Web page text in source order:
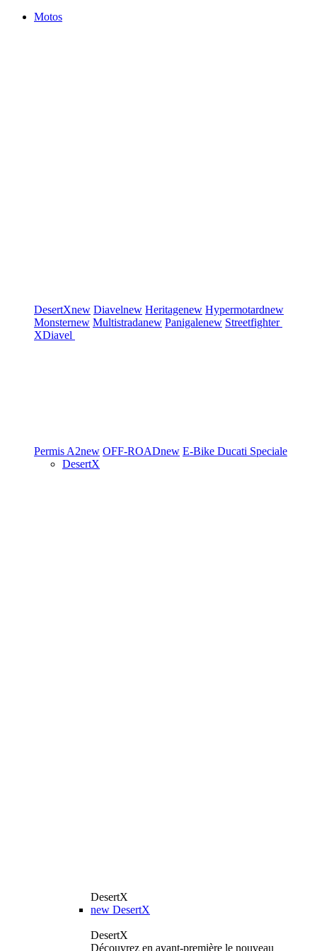
Motos
DesertXnew Diavelnew Heritagenew Hypermotardnew
Monsternew Multistradanew Panigalenew Streetfighter
XDiavel
Permis A2new OFF-ROADnew E-Bike Ducati Speciale
DesertX
DesertX
new DesertX
DesertX
Découvrez en avant-première le nouveau